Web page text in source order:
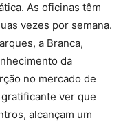
As oficinas têm
vezes por semana.
a Branca,
da
no mercado de
ver que
alcançam um